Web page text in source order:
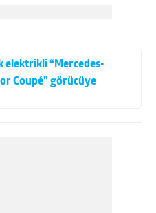
elektrikli “Mercedes-
Coupé” görücüye